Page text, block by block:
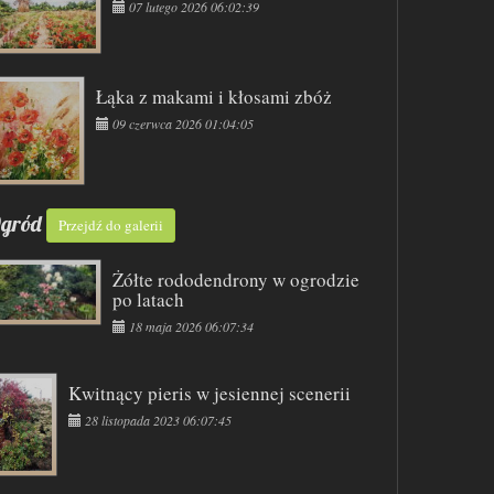
07 lutego 2026 06:02:39
Łąka z makami i kłosami zbóż
09 czerwca 2026 01:04:05
Przejdź do galerii
Żółte rododendrony w ogrodzie
po latach
18 maja 2026 06:07:34
Kwitnący pieris w jesiennej scenerii
28 listopada 2023 06:07:45